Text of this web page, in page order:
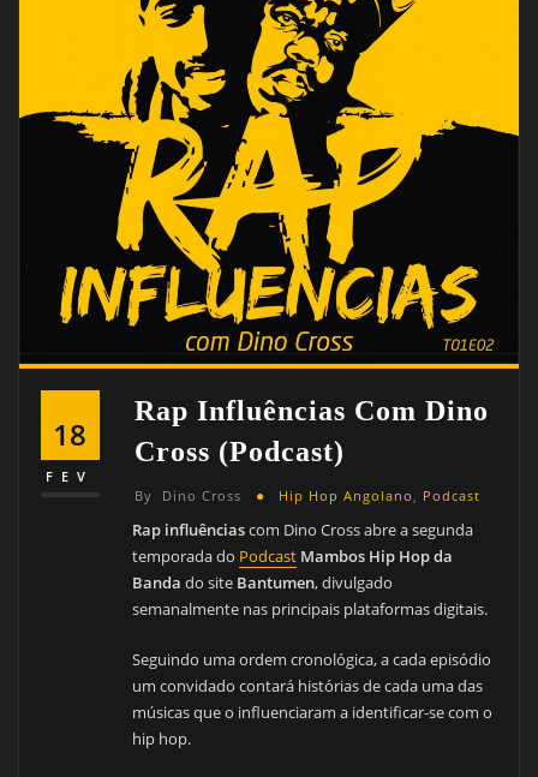
18
FEV
Rap Influências Com Dino
Cross (Podcast)
By Dino Cross Hip Hop Angolano , Podcast
Rap influênciascom Dino Cross abre a segunda
temporada do Podcast Mambos Hip Hop da
Banda do site Bantumen, divulgado
semanalmente nas principais plataformas digitais.
Seguindo uma ordem cronológica, a cada episódio
um convidado contará histórias de cada uma das
músicas que o influenciaram a identificar-se com o
hip hop.